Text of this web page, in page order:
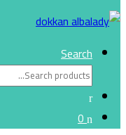
Search
Search
for:
0